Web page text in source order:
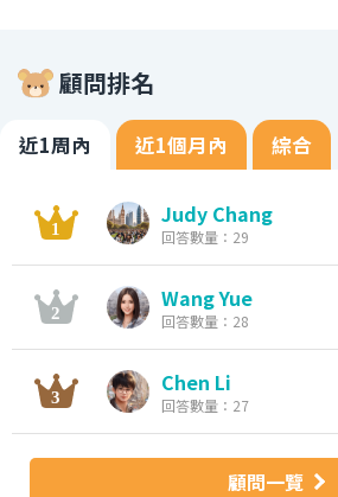
顧問排名
近1周內 近1個月內 綜合
Judy Chang
回答數量：29
Wang Yue
回答數量：28
Chen Li
回答數量：27
顧問一覽